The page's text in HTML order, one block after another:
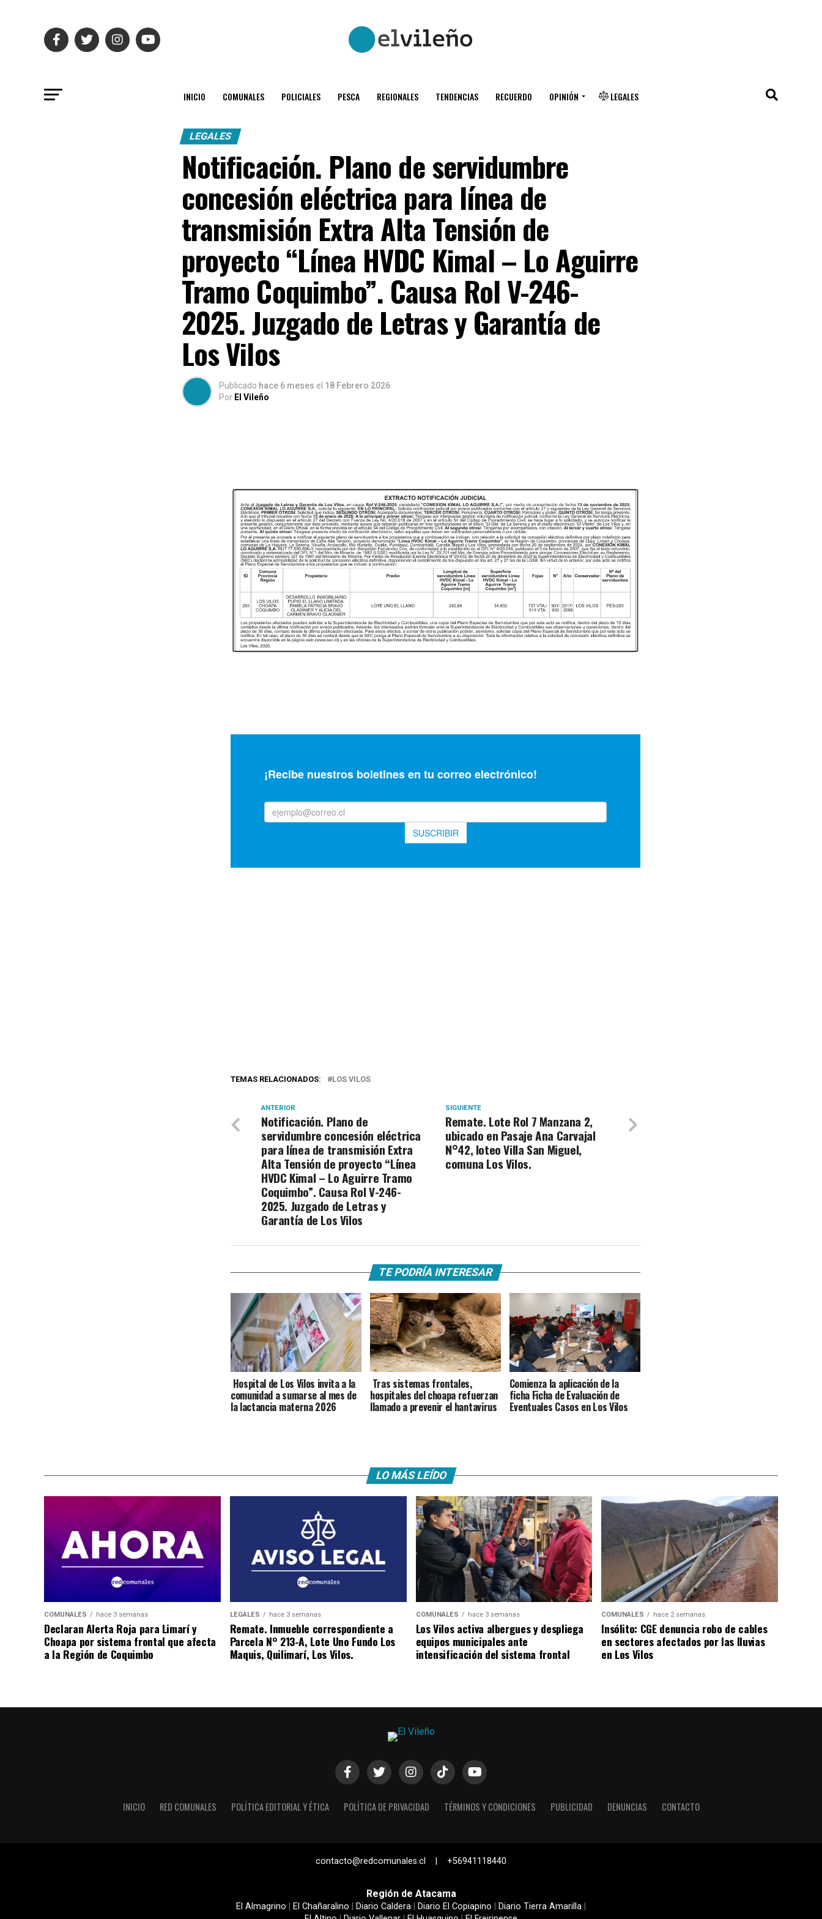
INICIO COMUNALES POLICIALES PESCA REGIONALES TENDENCIAS RECUERDO OPINIÓN LEGALES
LEGALES
Notificación. Plano de servidumbre
concesión eléctrica para línea de
transmisión Extra Alta Tensión de
proyecto “Línea HVDC Kimal – Lo Aguirre
Tramo Coquimbo”. Causa Rol V-246-
2025. Juzgado de Letras y Garantía de
Los Vilos
Publicado hace 6 meses el 18 Febrero 2026
Por El Vileño
TEMAS RELACIONADOS: LOS VILOS
SIGUIENTE
Remate. Lote Rol 7 Manzana 2,
ubicado en Pasaje Ana Carvajal
N°42, loteo Villa San Miguel,
comuna Los Vilos.
ANTERIOR
Notificación. Plano de
servidumbre concesión eléctrica
para línea de transmisión Extra
Alta Tensión de proyecto “Línea
HVDC Kimal – Lo Aguirre Tramo
Coquimbo”. Causa Rol V-246-
2025. Juzgado de Letras y
Garantía de Los Vilos
TE PODRÍA INTERESAR
Hospital de Los Vilos invita a la
comunidad a sumarse al mes de
la lactancia materna 2026
Tras sistemas frontales,
hospitales del choapa refuerzan
llamado a prevenir el hantavirus
Comienza la aplicación de la
ficha Ficha de Evaluación de
Eventuales Casos en Los Vilos
LO MÁS LEÍDO
COMUNALES hace 3 semanas
Declaran Alerta Roja para Limarí y
Choapa por sistema frontal que afecta
a la Región de Coquimbo
LEGALES hace 3 semanas
Remate. Inmueble correspondiente a
Parcela N° 213-A, Lote Uno Fundo Los
Maquis, Quilimarí, Los Vilos.
COMUNALES hace 3 semanas
Los Vilos activa albergues y despliega
equipos municipales ante
intensificación del sistema frontal
COMUNALES hace 2 semanas
Insólito: CGE denuncia robo de cables
en sectores afectados por las lluvias
en Los Vilos
INICIO RED COMUNALES POLÍTICA EDITORIAL Y ÉTICA POLÍTICA DE PRIVACIDAD TÉRMINOS Y CONDICIONES PUBLICIDAD DENUNCIAS CONTACTO
contacto@redcomunales.cl | +56941118440
Región de Atacama
El Almagrino El Chañaralino Diario Caldera Diario El Copiapino Diario Tierra Amarilla